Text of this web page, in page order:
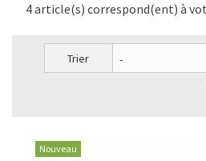
4 article(s) correspond(ent) à
Trier
Nouveau